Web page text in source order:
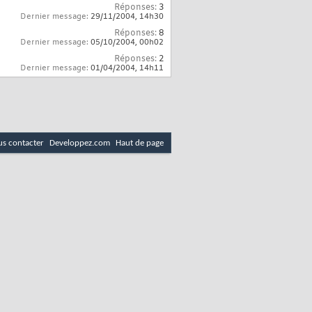
Réponses: 3
Dernier message: 29/11/2004, 14h30
Réponses:8
Dernier message: 05/10/2004, 00h02
Réponses: 2
Dernier message: 01/04/2004, 14h11
contacter Developpez.com Haut de page